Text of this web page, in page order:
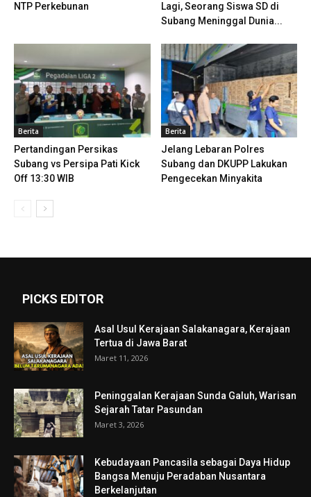
NTP Perkebunan
Lagi, Seorang Siswa SD di
Subang Meninggal Dunia...
Berita
Pertandingan Persikas
Subang vs Persipa Pati Kick
Off 13:30 WIB
Berita
Jelang Lebaran Polres
Subang dan DKUPP Lakukan
Pengecekan Minyakita
PICKS EDITOR
Asal Usul Kerajaan Salakanagara, Kerajaan
Tertua di Jawa Barat
Maret 11, 2026
Peninggalan Kerajaan Sunda Galuh, Warisan
Sejarah Tatar Pasundan
Maret 3, 2026
Kebudayaan Pancasila sebagai Daya Hidup
Bangsa Menuju Peradaban Nusantara
Berkelanjutan